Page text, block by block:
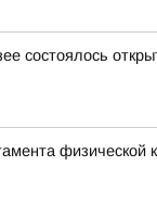
состоялось